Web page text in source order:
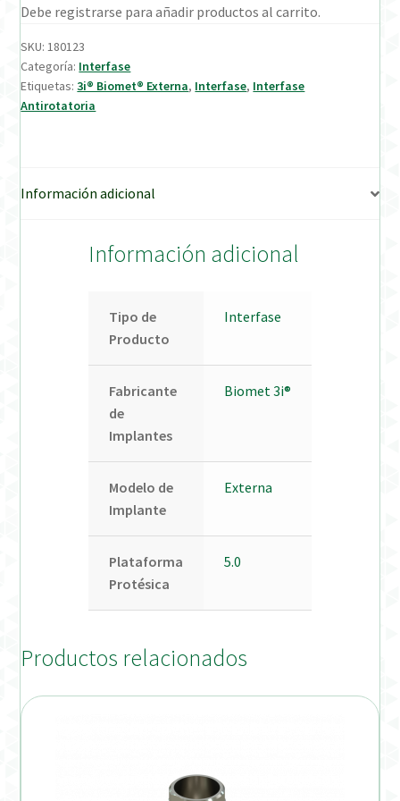
Verification Required
Welcome to DELTA Abutments | Tienda Online!
Debe registrarse para añadir productos al carrito.
SKU:180123
Categoría: Interfase
Etiquetas:3i® Biomet® Externa, Interfase, Interfase
Antirotatoria
Información adicional
Información adicional
Tipo de
Producto
Interfase
Fabricante
de
Implantes
Biomet 3i®
Modelo de
Implante
Externa
Plataforma
Protésica
5.0
Productos relacionados